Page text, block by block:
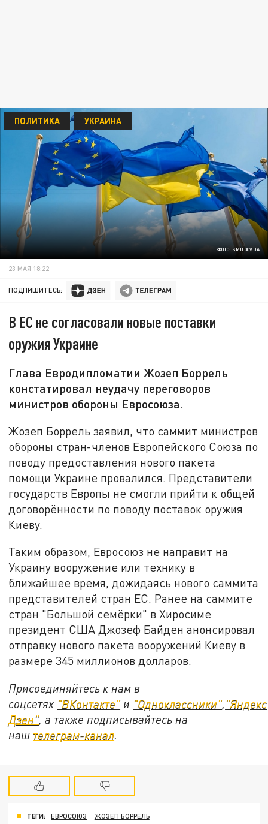
ФОТО: KMU.GOV.UA
ПОЛИТИКА УКРАИНА
23 МАЯ 18:22
ПОДПИШИТЕСЬ:
В ЕС не согласовали новые поставки
оружия Украине
Глава Евродипломатии Жозеп Боррель
констатировал неудачу переговоров
министров обороны Евросоюза.
Жозеп Боррель заявил, что саммит министров
обороны стран-членов Европейского Союза по
поводу предоставления нового пакета
помощи Украине провалился. Представители
государств Европы не смогли прийти к общей
договорённости по поводу поставок оружия
Киеву.
Таким образом, Евросоюз не направит на
Украину вооружение или технику в
ближайшее время, дожидаясь нового саммита
представителей стран ЕС. Ранее на саммите
стран "Большой семёрки" в Хиросиме
президент США Джозеф Байден анонсировал
отправку нового пакета вооружений Киеву в
размере 345 миллионов долларов.
Присоединяйтесь к нам в
соцсетях "ВКонтакте" и "Одноклассники", "Яндекс
Дзен", а также подписывайтесь на
наш телеграм-канал.
ТЕГИ: ЕВРОСОЮЗ
ЖОЗЕП БОРРЕЛЬ